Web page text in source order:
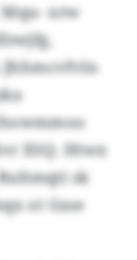
xrw
XSQ. Htwx
sk
ot Gsse